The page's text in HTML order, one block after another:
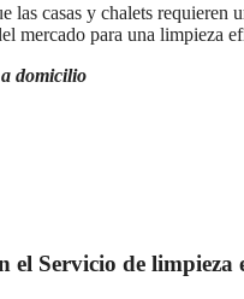
las casas y chalets
mercado para una limpieza
a domicilio
el Servicio de limpieza